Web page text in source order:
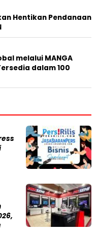
Hentikan Pendanaan
melalui MANGA
dalam 100